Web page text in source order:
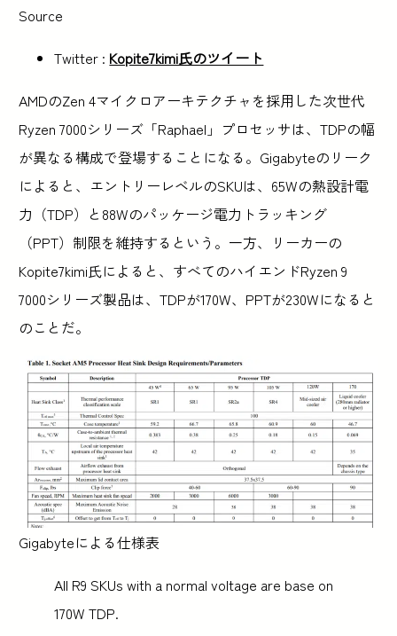
Source
Twitter : Kopite7kimi氏のツイート
AMDのZen 4マイクロアーキテクチャを採用した次世代
Ryzen 7000シリーズ「Raphael」プロセッサは、TDPの幅
が異なる構成で登場することになる。Gigabyteのリーク
によると、エントリーレベルのSKUは、65Wの熱設計電
力（TDP）と88Wのパッケージ電力トラッキング
（PPT）制限を維持するという。一方、リーカーの
Kopite7kimi氏によると、すべてのハイエンドRyzen 9
7000シリーズ製品は、TDPが170W、PPTが230Wになると
のことだ。
Gigabyteによる仕様表
All R9 SKUs with a normal voltage are base on
170W TDP.